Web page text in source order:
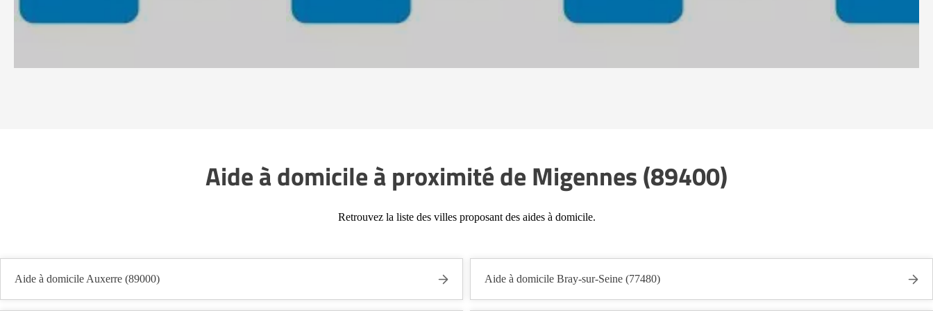
Aide à domicile à proximité de Migennes (89400)
Retrouvez la liste des villes proposant des aides à domicile.
Aide à domicile Auxerre (89000) Aide à domicile Bray-sur-Seine (77480)